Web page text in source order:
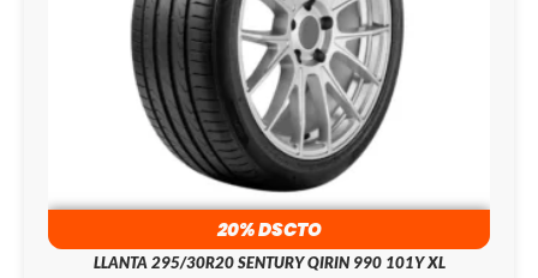
20% DSCTO
LLANTA 295/30R20 SENTURY QIRIN 990 101Y XL